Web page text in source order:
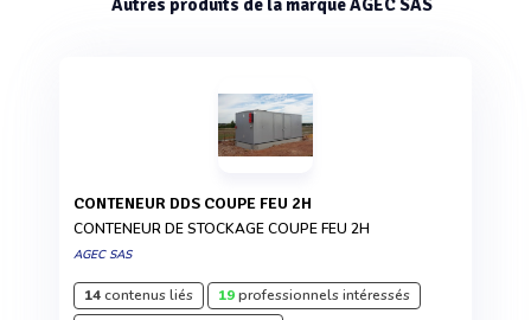
Autres produits de la marque AGEC SAS
CONTENEUR DDS COUPE FEU 2H
CONTENEUR DE STOCKAGE COUPE FEU 2H
AGEC SAS
14contenus liés 19professionnels intéressés